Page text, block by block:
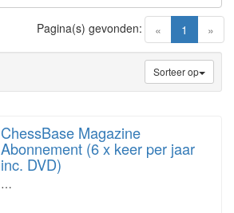
« 1 (current)
»
Pagina(s) gevonden:
Sorteer op
ChessBase Magazine
Abonnement (6 x keer per jaar
inc. DVD)
…